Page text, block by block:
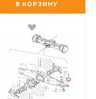
В КОРЗИНУ